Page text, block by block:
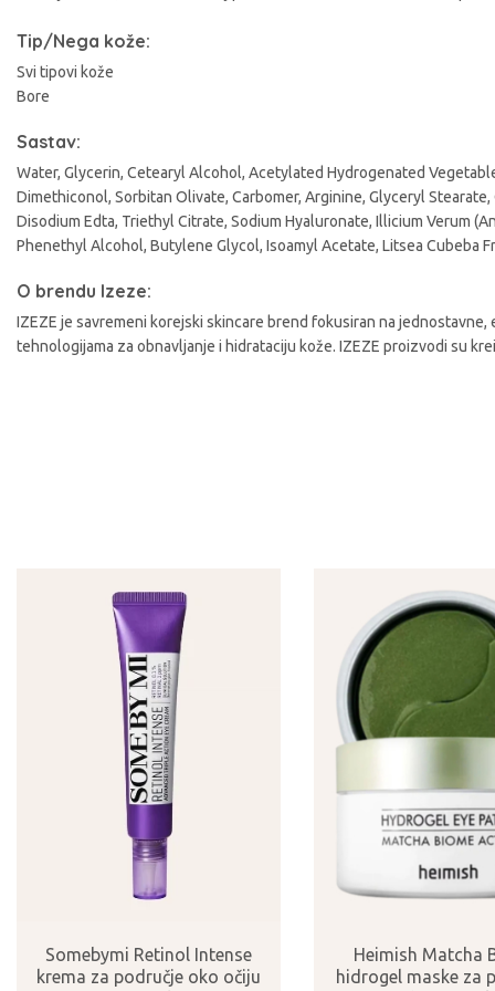
Tip/Nega kože:
Svi tipovi kože
Bore
Sastav:
Water, Glycerin, Cetearyl Alcohol, Acetylated Hydrogenated
Dimethiconol, Sorbitan Olivate, Carbomer, Arginine, Glyceryl
Disodium Edta, Triethyl Citrate, Sodium Hyaluronate, Illicium Verum
Phenethyl Alcohol, Butylene Glycol, Isoamyl Acetate, Litsea Cubeba
O brendu Izeze:
IZEZE je savremeni korejski skincare brend fokusiran na
tehnologijama za obnavljanje i hidrataciju kože. IZEZE proizvodi su
Somebymi Retinol Intense
krema za područje oko očiju
Heimish Matcha
hidrogel maske za